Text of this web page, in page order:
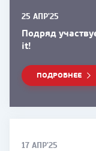
25 АПР'25
Подряд
it!
ПОДРОБНЕЕ
17 АПР'25